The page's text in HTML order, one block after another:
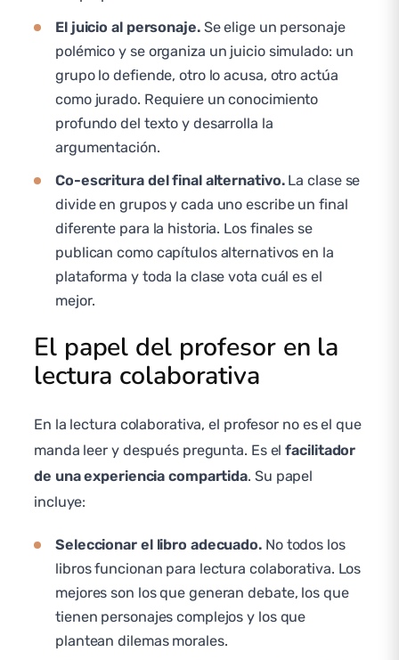
El juicio al personaje.Se elige un personaje
polémico y se organiza un juicio simulado: un
grupo lo defiende, otro lo acusa, otro actúa
como jurado. Requiere un conocimiento
profundo del texto y desarrolla la
argumentación.
Co-escritura del final alternativo.La clase se
divide en grupos y cada uno escribe un final
diferente para la historia. Los finales se
publican como capítulos alternativos en la
plataforma y toda la clase vota cuál es el
mejor.
El papel del profesor en la
lectura colaborativa
En la lectura colaborativa, el profesor no es el que
manda leer y después pregunta. Es elfacilitador
de una experiencia compartida. Su papel
incluye:
Seleccionar el libro adecuado. No todos los
libros funcionan para lectura colaborativa. Los
mejores son los que generan debate, los que
tienen personajes complejos y los que
plantean dilemas morales.